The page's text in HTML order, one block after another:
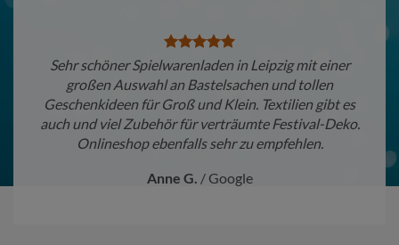
Sehr schöner Spielwarenladen in Leipzig mit einer
großen Auswahl an Bastelsachen und tollen
Geschenkideen für Groß und Klein. Textilien gibt es
auch und viel Zubehör für verträumte Festival-Deko.
Onlineshop ebenfalls sehr zu empfehlen.
Anne G. / Google